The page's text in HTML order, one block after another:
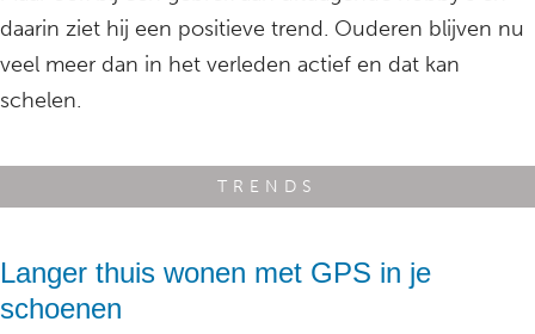
daarin ziet hij een positieve trend. Ouderen blijven nu
veel meer dan in het verleden actief en dat kan
schelen.
TRENDS
Langer thuis wonen met GPS in je
schoenen